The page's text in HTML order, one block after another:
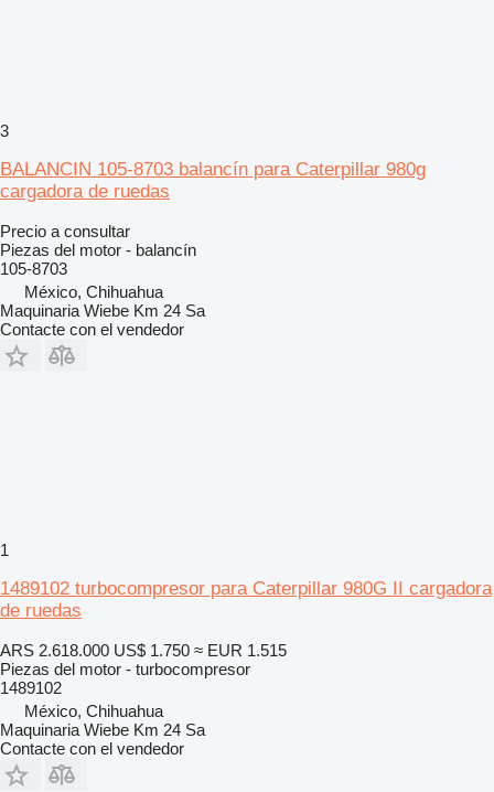
3
BALANCIN 105-8703 balancín para Caterpillar 980g
cargadora de ruedas
Precio a consultar
Piezas del motor - balancín
105-8703
México, Chihuahua
Maquinaria Wiebe Km 24 Sa
Contacte con el vendedor
1
1489102 turbocompresor para Caterpillar 980G II cargadora
de ruedas
ARS 2.618.000 US$ 1.750 ≈ EUR 1.515
Piezas del motor - turbocompresor
1489102
México, Chihuahua
Maquinaria Wiebe Km 24 Sa
Contacte con el vendedor